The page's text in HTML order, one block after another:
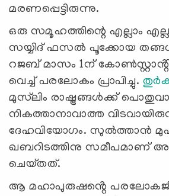
മരണപ്പെട്ടിരുന്നു.
ഒരു സമൂഹത്തിന്റെ എല്ലാം
സയ്യിദ് ഫസൽ പൂക്കോയ തങ്ങൾ
റജബ് മാസം 1ന്
വെച്ച് പരലോകം പ്രാപിച്ചു.
മുസ്‌ലിം രാഷ്ട്രങ്ങൾക്ക്
നികത്താനാവാത്ത
ദേഹവിയോഗം. സുൽത്താൻ
ഖബറിടത്തിനു സമീപമാണ്
ചെയ്‌തത്‌.
ആ മഹാപുരുഷൻ്റെ